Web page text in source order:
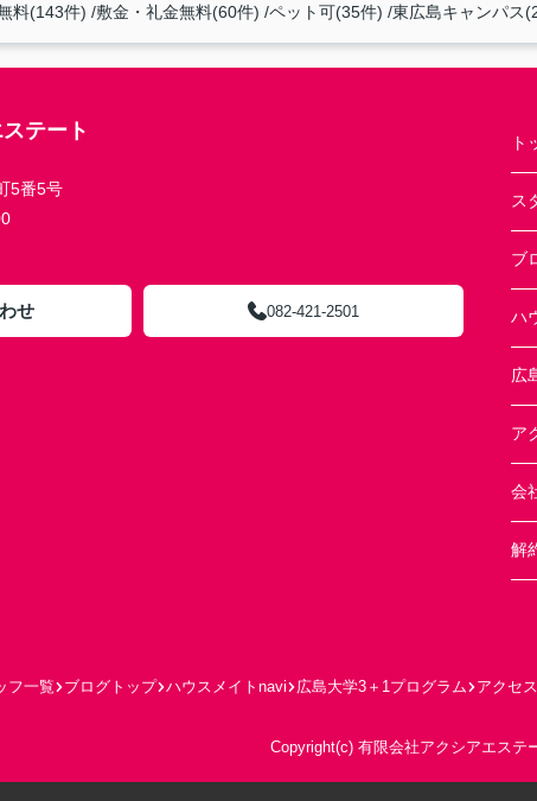
料(143件) 敷金・礼金無料(60件) ペット可(35件) 東広島キャンパス
テート
5番5号
せ 082-421-2501
ト
ス
ブ
ハ
広
ア
会
解
フ一覧 ブログトップ ハウスメイトnavi 広島大学3＋1プログラム アクセ
Copyright(c) 有限会社アクシアエステ